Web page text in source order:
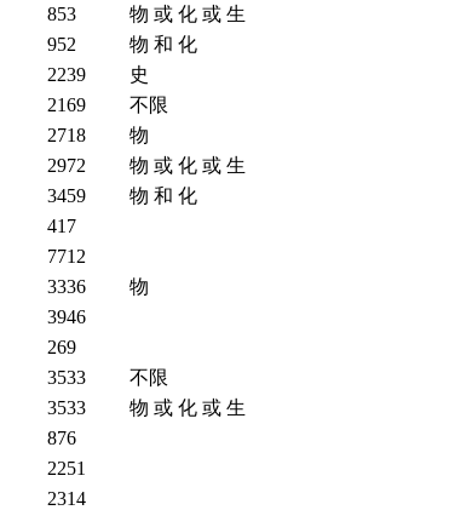
853
物 或 化 或 生
952
物 和 化
2239
史
2169
不限
2718
物
2972
物 或 化 或 生
3459
物 和 化
417
7712
3336
物
3946
269
3533
不限
3533
物 或 化 或 生
876
2251
2314